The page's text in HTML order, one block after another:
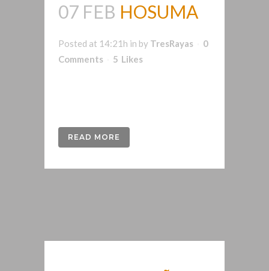
07 FEB HOSUMA
Posted at 14:21h in by TresRayas
0
Comments
5 Likes
READ MORE